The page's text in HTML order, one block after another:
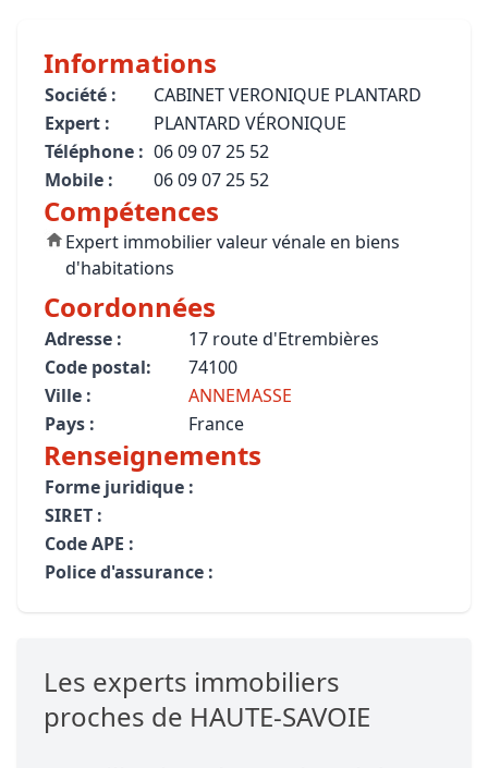
Informations
Société :
CABINET VERONIQUE PLANTARD
Expert :
PLANTARD VÉRONIQUE
Téléphone : 06 09 07 25 52
Mobile :
06 09 07 25 52
Compétences
Expert immobilier valeur vénale en biens
d'habitations
Coordonnées
Adresse :
17 route d'Etrembières
Code postal:
74100
Ville :
ANNEMASSE
Pays :
France
Renseignements
Forme juridique :
SIRET :
Code APE :
Police d'assurance :
Les experts immobiliers
proches de HAUTE-SAVOIE